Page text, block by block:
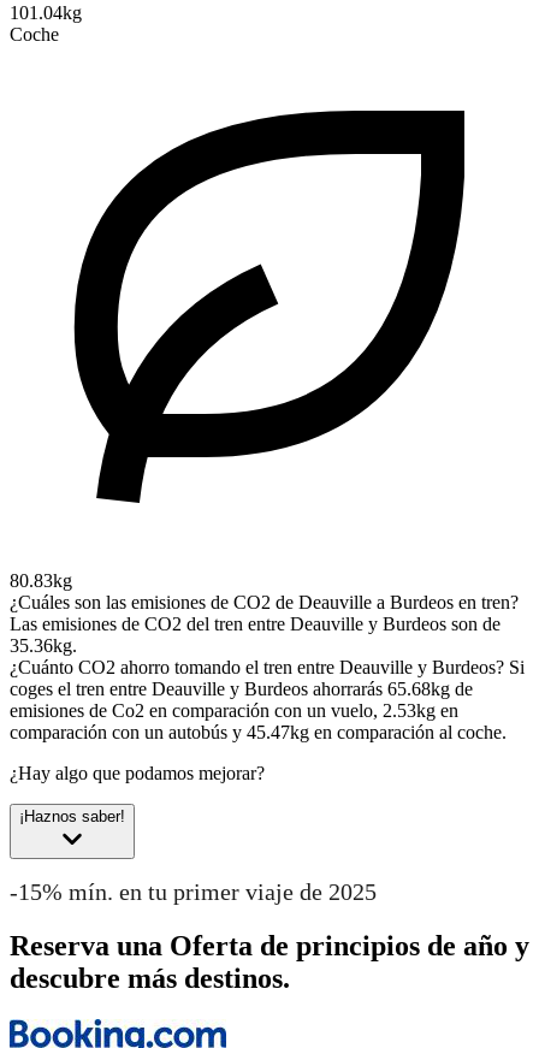
101.04kg
Coche
80.83kg
¿Cuáles son las emisiones de CO2 de Deauville a Burdeos en tren?
Las emisiones de CO2 del tren entre Deauville y Burdeos son de
35.36kg.
¿Cuánto CO2 ahorro tomando el tren entre Deauville y Burdeos? Si
coges el tren entre Deauville y Burdeos ahorrarás 65.68kg de
emisiones de Co2 en comparación con un vuelo, 2.53kg en
comparación con un autobús y 45.47kg en comparación al coche.
¿Hay algo que podamos mejorar?
¡Haznos saber!
-15% mín. en tu primer viaje de 2025
Reserva una Oferta de principios de año y
descubre más destinos.